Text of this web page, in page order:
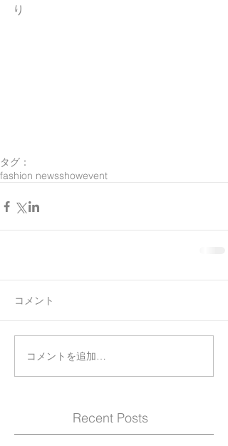
り
タグ：
fashion newsshowevent
コメント
コメントを追加…
Recent Posts